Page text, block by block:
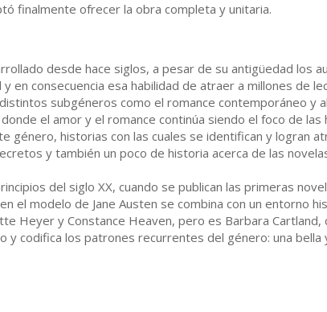
finalmente ofrecer la obra completa y unitaria.
desde hace siglos, a pesar de su antigüedad los
en consecuencia esa habilidad de atraer a millones de
subgéneros como el romance contemporáneo y
el amor y el romance continúa siendo el foco de las
género, historias con las cuales se identifican y logran
y también un poco de historia acerca de las
del siglo XX, cuando se publican las primeras
el modelo de Jane Austen se combina con un entorno
Heyer y Constance Heaven, pero es Barbara Cartland,
y codifica los patrones recurrentes del género: una